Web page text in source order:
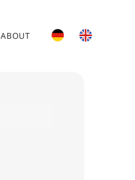
ABOUT